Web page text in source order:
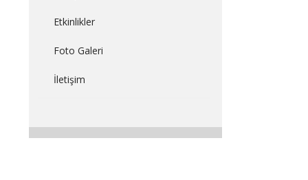
Etkinlikler
Foto Galeri
İletişim